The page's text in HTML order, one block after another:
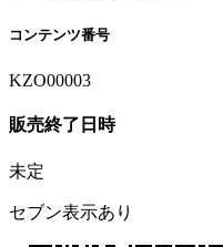
コンテンツ番号
KZO00003
販売終了日時
未定
セブン表示あり